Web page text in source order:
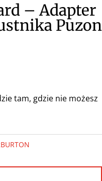
– Adapter
Puzon
tam, gdzie nie możesz